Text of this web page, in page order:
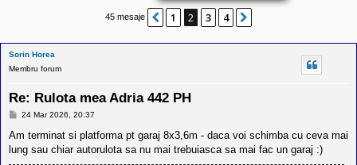
l
o
r
e
r
u
o
t
45 mesaje Anterior
1 2 3 4
Sorin Horea
Membru forum
Re: Rulota mea Adria 442 PH
M
s
j
24 Mar 2026, 20:37
Am terminat si platforma pt garaj 8x3,6m - daca voi schimba cu ceva mai
lung sau chiar autorulota sa nu mai trebuiasca sa mai fac un garaj :)